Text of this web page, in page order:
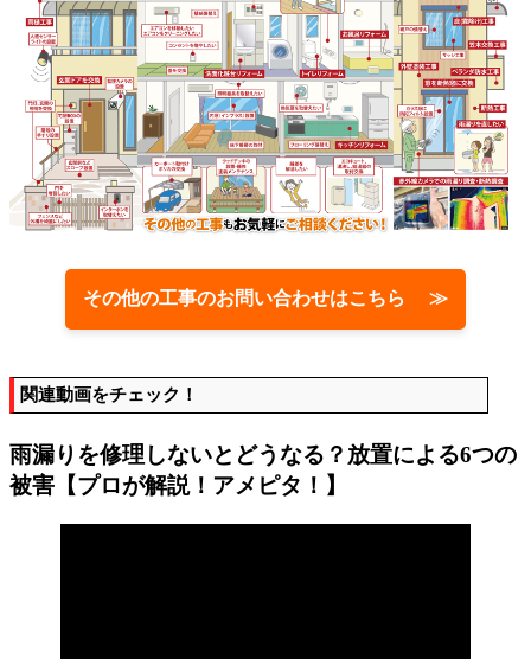
その他の工事のお問い合わせはこちら ≫
関連動画をチェック！
雨漏りを修理しないとどうなる？放置による6つの
被害【プロが解説！アメピタ！】